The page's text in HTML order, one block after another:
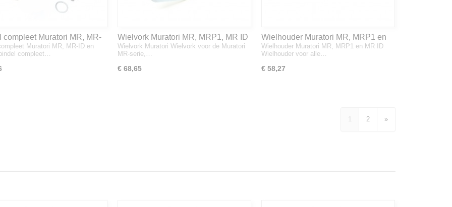
compleet Muratori MR, MR-
Muratori MR, MR-ID en
compleet…
Wielvork Muratori MR, MRP1, MR ID
Wielvork Muratori Wielvork voor de Muratori
MR-serie,…
€ 68,65
Wielhouder Muratori MR, MRP1 en
MR ID
Wielhouder Muratori MR, MRP1 en MR ID
Wielhouder voor alle…
€ 58,27
1 2 »